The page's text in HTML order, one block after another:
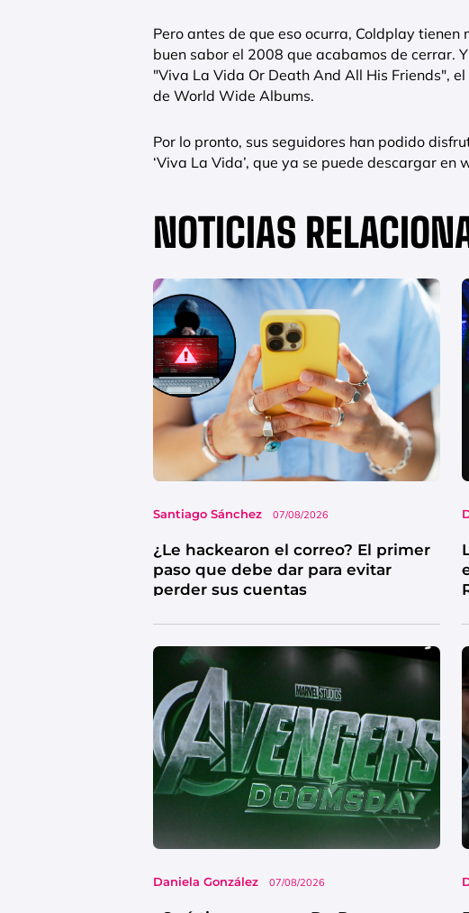
Pero antes de que eso ocurra, Coldplay
buen sabor el 2008 que acabamos de cerrar.
"Viva La Vida Or Death And All His Friends",
de World Wide Albums.
Por lo pronto, sus seguidores han podido
‘Viva La Vida’, que ya se puede descargar
NOTICIAS
Santiago Sánchez 07/08/2026
¿Le hackearon el correo? El primer
paso que debe dar para evitar
perder sus cuentas
Daniela González 07/08/2026